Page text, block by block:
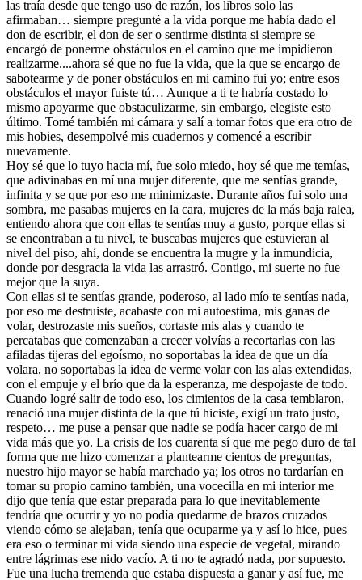
las traía desde que tengo uso de razón, los libros solo las
afirmaban… siempre pregunté a la vida porque me había dado el
don de escribir, el don de ser o sentirme distinta si siempre se
encargó de ponerme obstáculos en el camino que me impidieron
realizarme....ahora sé que no fue la vida, que la que se encargo de
sabotearme y de poner obstáculos en mi camino fui yo; entre esos
obstáculos el mayor fuiste tú… Aunque a ti te habría costado lo
mismo apoyarme que obstaculizarme, sin embargo, elegiste esto
último. Tomé también mi cámara y salí a tomar fotos que era otro de
mis hobies, desempolvé mis cuadernos y comencé a escribir
nuevamente.
Hoy sé que lo tuyo hacia mí, fue solo miedo, hoy sé que me temías,
que adivinabas en mí una mujer diferente, que me sentías grande,
infinita y se que por eso me minimizaste. Durante años fui solo una
sombra, me pasabas mujeres en la cara, mujeres de la más baja ralea,
entiendo ahora que con ellas te sentías muy a gusto, porque ellas si
se encontraban a tu nivel, te buscabas mujeres que estuvieran al
nivel del piso, ahí, donde se encuentra la mugre y la inmundicia,
donde por desgracia la vida las arrastró. Contigo, mi suerte no fue
mejor que la suya.
Con ellas si te sentías grande, poderoso, al lado mío te sentías nada,
por eso me destruiste, acabaste con mi autoestima, mis ganas de
volar, destrozaste mis sueños, cortaste mis alas y cuando te
percatabas que comenzaban a crecer volvías a recortarlas con las
afiladas tijeras del egoísmo, no soportabas la idea de que un día
volara, no soportabas la idea de verme volar con las alas extendidas,
con el empuje y el brío que da la esperanza, me despojaste de todo.
Cuando logré salir de todo eso, los cimientos de la casa temblaron,
renació una mujer distinta de la que tú hiciste, exigí un trato justo,
respeto… me puse a pensar que nadie se podía hacer cargo de mi
vida más que yo. La crisis de los cuarenta sí que me pego duro de tal
forma que me hizo comenzar a plantearme cientos de preguntas,
nuestro hijo mayor se había marchado ya; los otros no tardarían en
tomar su propio camino también, una vocecilla en mi interior me
dijo que tenía que estar preparada para lo que inevitablemente
tendría que ocurrir y yo no podía quedarme de brazos cruzados
viendo cómo se alejaban, tenía que ocuparme ya y así lo hice, pues
era eso o terminar mi vida siendo una especie de vegetal, mirando
entre lágrimas ese nido vacío. A ti no te agradó nada, por supuesto.
Fue una lucha tremenda que estaba dispuesta a ganar y así fue, me